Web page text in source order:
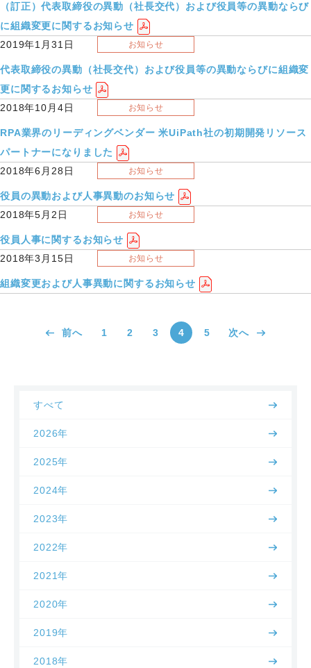
（訂正）代表取締役の異動（社長交代）および役員等の異動ならび
に組織変更に関するお知らせ
2019年1月31日
お知らせ
代表取締役の異動（社長交代）および役員等の異動ならびに組織変
更に関するお知らせ
2018年10月4日
お知らせ
RPA業界のリーディングベンダー 米UiPath社の初期開発リソース
パートナーになりました
2018年6月28日
お知らせ
役員の異動および人事異動のお知らせ
2018年5月2日
お知らせ
役員人事に関するお知らせ
2018年3月15日
お知らせ
組織変更および人事異動に関するお知らせ
前へ 1 2 3 4 5 次へ
すべて
2026年
2025年
2024年
2023年
2022年
2021年
2020年
2019年
2018年